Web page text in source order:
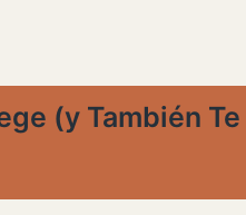
(y También Te